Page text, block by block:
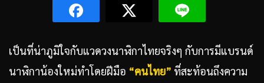
เป็นที่น่าภูมิใจกับแวดวงนาฬิกาไทยจริงๆ กับการมีแบรนด์
นาฬิกาน้องใหม่ทำโดยฝีมือ “คนไทย” ที่สะท้อนถึงความ